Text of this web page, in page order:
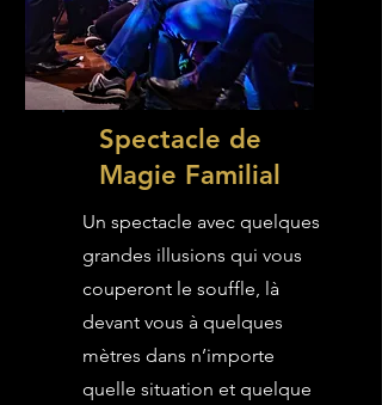
Spectacle de
Magie Familial
Un spectacle avec quelques
grandes illusions qui vous
couperont le souffle, là
devant vous à quelques
mètres dans n’importe
quelle situation et quelque